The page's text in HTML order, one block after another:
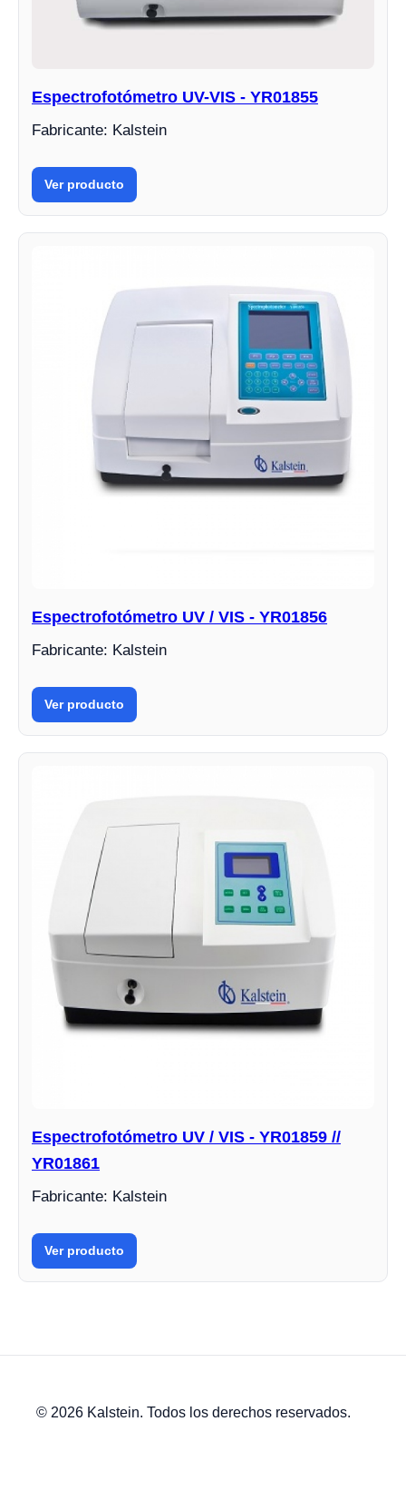
Espectrofotómetro UV-VIS - YR01855
Fabricante: Kalstein
Ver producto
Espectrofotómetro UV / VIS - YR01856
Fabricante: Kalstein
Ver producto
Espectrofotómetro UV / VIS - YR01859 //
YR01861
Fabricante: Kalstein
Ver producto
© 2026 Kalstein. Todos los derechos reservados.